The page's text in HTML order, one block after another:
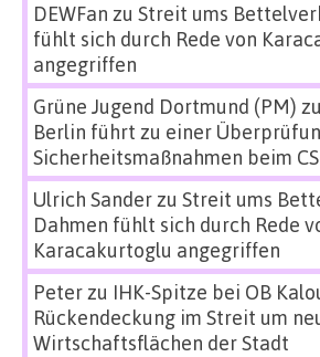
DEWFan zu Streit ums
fühlt sich durch Rede von
angegriffen
Grüne Jugend Dortmund (PM) zu
Berlin führt zu einer
Sicherheitsmaßnahmen beim
Ulrich Sanderzu Streit ums
Dahmen fühlt sich durch Rede
Karacakurtoglu angegriffen
Peterzu IHK-Spitze bei OB
Rückendeckung im Streit um
Wirtschaftsflächen der Stadt